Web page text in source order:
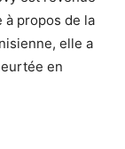
à propos de la
elle a
en